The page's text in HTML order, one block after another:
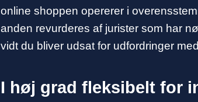
online shoppen opererer i
anden revurderes af jurister som har
vidt du bliver udsat for udfordringer
I høj grad fleksibelt for